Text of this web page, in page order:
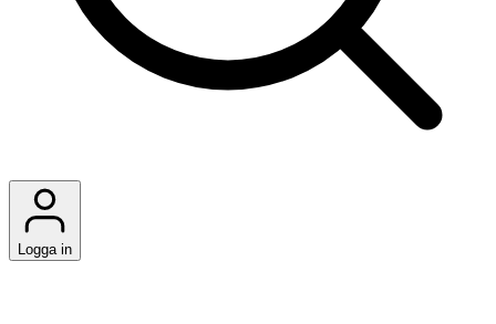
Logga in